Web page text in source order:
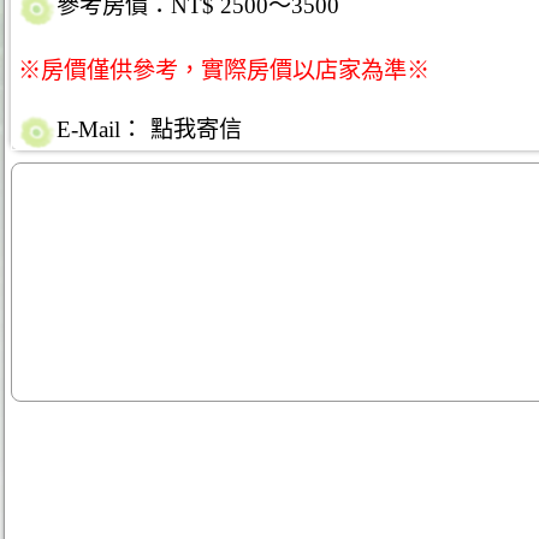
參考房價：NT$ 2500～3500
※房價僅供參考，實際房價以店家為準※
E-Mail： 點我寄信